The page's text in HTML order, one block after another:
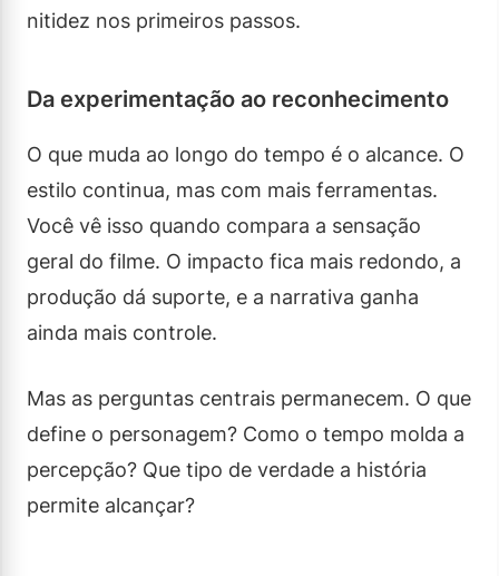
nitidez nos primeiros passos.
Da experimentação ao reconhecimento
O que muda ao longo do tempo é o alcance. O
estilo continua, mas com mais ferramentas.
Você vê isso quando compara a sensação
geral do filme. O impacto fica mais redondo, a
produção dá suporte, e a narrativa ganha
ainda mais controle.
Mas as perguntas centrais permanecem. O que
define o personagem? Como o tempo molda a
percepção? Que tipo de verdade a história
permite alcançar?